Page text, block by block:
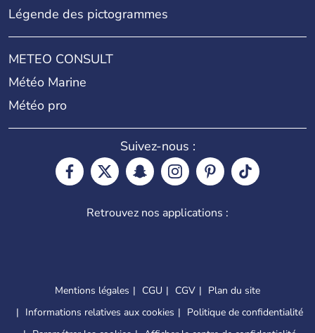
Légende des pictogrammes
METEO CONSULT
Météo Marine
Météo pro
Suivez-nous :
Retrouvez nos applications :
Mentions légales CGU CGV
Plan du site
Informations relatives aux cookies
Politique de confidentialité